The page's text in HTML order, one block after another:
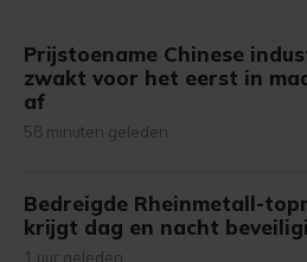
Prijstoename Chinese
zwakt voor het eerst in
af
58 minuten geleden
Bedreigde Rheinmetall-
krijgt dag en nacht
1 uur geleden